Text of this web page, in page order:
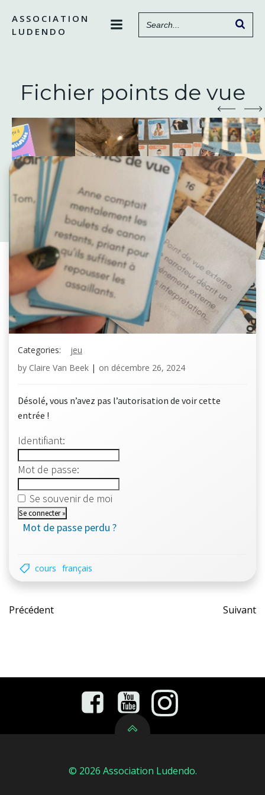
contenu
ASSOCIATION
LUDENDO
Fichier points de vue
Categories:
jeu
by Claire Van Beek | on décembre 26, 2024
Désolé, vous n’avez pas l’autorisation de voir cette
entrée !
Identifiant:
Mot de passe:
Se souvenir de moi
Mot de passe perdu ?
cours français
Post
Précédent Suivant
© 2026 Association Ludendo.